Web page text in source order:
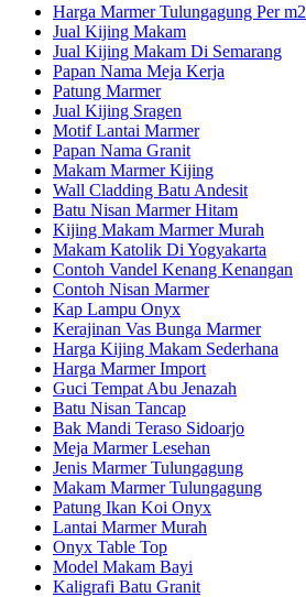
Harga Marmer Tulungagung Per m2
Jual Kijing Makam
Jual Kijing Makam Di Semarang
Papan Nama Meja Kerja
Patung Marmer
Jual Kijing Sragen
Motif Lantai Marmer
Papan Nama Granit
Makam Marmer Kijing
Wall Cladding Batu Andesit
Batu Nisan Marmer Hitam
Kijing Makam Marmer Murah
Makam Katolik Di Yogyakarta
Contoh Vandel Kenang Kenangan
Contoh Nisan Marmer
Kap Lampu Onyx
Kerajinan Vas Bunga Marmer
Harga Kijing Makam Sederhana
Harga Marmer Import
Guci Tempat Abu Jenazah
Batu Nisan Tancap
Bak Mandi Teraso Sidoarjo
Meja Marmer Lesehan
Jenis Marmer Tulungagung
Makam Marmer Tulungagung
Patung Ikan Koi Onyx
Lantai Marmer Murah
Onyx Table Top
Model Makam Bayi
Kaligrafi Batu Granit